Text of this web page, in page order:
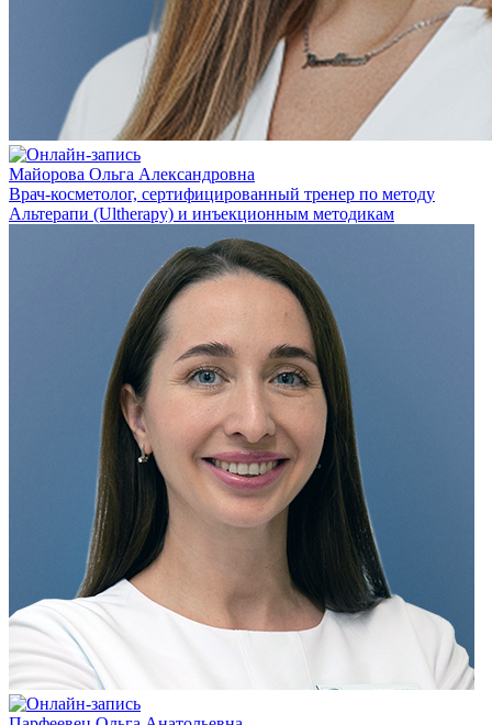
Майорова Ольга Александровна
Врач-косметолог, сертифицированный тренер по методу
Альтерапи (Ultherapy) и инъекционным методикам